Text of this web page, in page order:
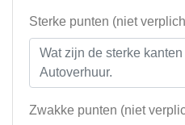
Sterke punten (niet
Zwakke punten (niet